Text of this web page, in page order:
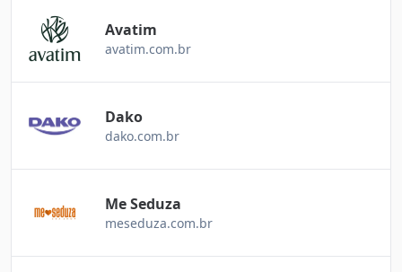
Avatim
avatim.com.br
Dako
dako.com.br
Me Seduza
meseduza.com.br